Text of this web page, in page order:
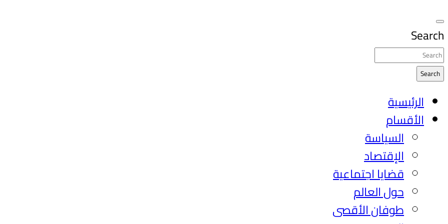
Search
Search
الرئيسية
الأقسام
السياسة
الإقتصاد
قضايا اجتماعية
حول العالم
طوفان الأقصى